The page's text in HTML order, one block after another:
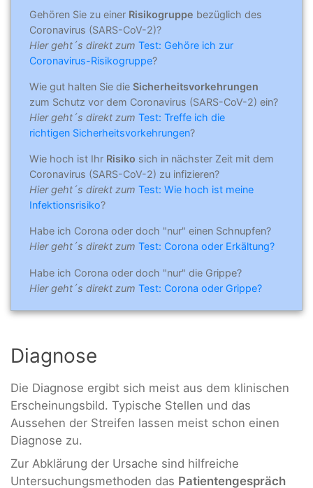
Gehören Sie zu einer Risikogruppe bezüglich des
Coronavirus (SARS-CoV-2)?
Hier geht´s direkt zum Test: Gehöre ich zur
Coronavirus-Risikogruppe?
Wie gut halten Sie die Sicherheitsvorkehrungen
zum Schutz vor dem Coronavirus (SARS-CoV-2) ein?
Hier geht´s direkt zum Test: Treffe ich die
richtigen Sicherheitsvorkehrungen?
Wie hoch ist Ihr Risiko sich in nächster Zeit mit dem
Coronavirus (SARS-CoV-2) zu infizieren?
Hier geht´s direkt zum Test: Wie hoch ist meine
Infektionsrisiko?
Habe ich Corona oder doch "nur" einen Schnupfen?
Hier geht´s direkt zum Test: Corona oder Erkältung?
Habe ich Corona oder doch "nur" die Grippe?
Hier geht´s direkt zum Test: Corona oder Grippe?
Diagnose
Die Diagnose ergibt sich meist aus dem klinischen
Erscheinungsbild. Typische Stellen und das
Aussehen der Streifen lassen meist schon einen
Diagnose zu.
Zur Abklärung der Ursache sind hilfreiche
Untersuchungsmethoden das Patientengespräch